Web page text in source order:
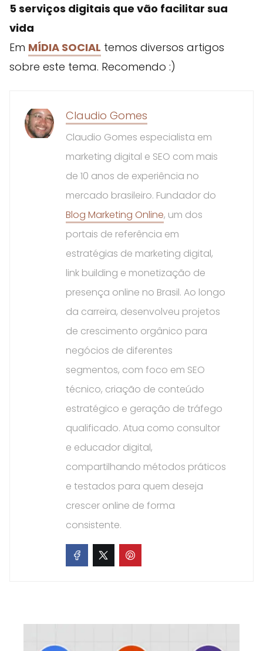
5 serviços digitais que vão facilitar sua
vida
Em MÍDIA SOCIAL temos diversos artigos
sobre este tema. Recomendo :)
Claudio Gomes
Claudio Gomes especialista em
marketing digital e SEO com mais
de 10 anos de experiência no
mercado brasileiro. Fundador do
Blog Marketing Online, um dos
portais de referência em
estratégias de marketing digital,
link building e monetização de
presença online no Brasil. Ao longo
da carreira, desenvolveu projetos
de crescimento orgânico para
negócios de diferentes
segmentos, com foco em SEO
técnico, criação de conteúdo
estratégico e geração de tráfego
qualificado. Atua como consultor
e educador digital,
compartilhando métodos práticos
e testados para quem deseja
crescer online de forma
consistente.